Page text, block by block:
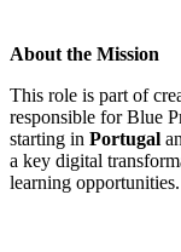
About the Mission
This role is part of
responsible for Blue
starting in Portugal
a key digital
learning opportunities.